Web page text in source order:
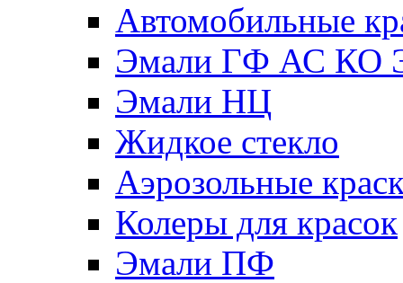
Автомобильные
Эмали ГФ АС КО
Эмали НЦ
Жидкое стекло
Аэрозольные
Колеры для красок
Эмали ПФ